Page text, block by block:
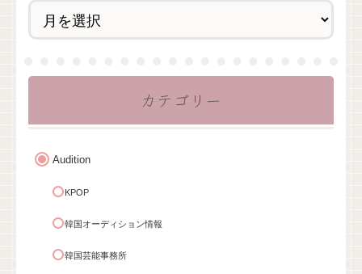
カテゴリー
Audition
KPOP
韓国オーディション情報
韓国芸能事務所